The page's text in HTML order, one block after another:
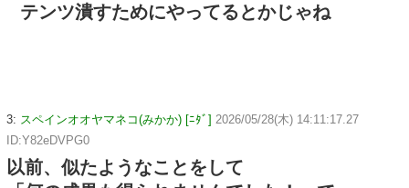
テンツ潰すためにやってるとかじゃね
3: スペインオオヤマネコ(みかか) [ﾆﾀﾞ] 2026/05/28(木) 14:11:17.27
ID:Y82eDVPG0
以前、似たようなことをして